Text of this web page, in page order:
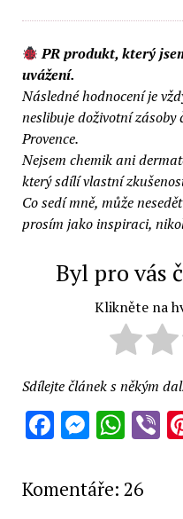
PR produkt, který
uvážení.
Následné hodnocení je
neslibuje doživotní
Provence.
Nejsem chemik ani
který sdílí vlastní
Co sedí mně, může
prosím jako inspiraci,
Byl pro vás
Klikněte na
Sdílejte článek s někým
Facebook
Komentáře: 26